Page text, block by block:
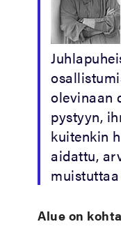
olevinaan
pystyyn,
kuitenkin
aidattu,
Alue on